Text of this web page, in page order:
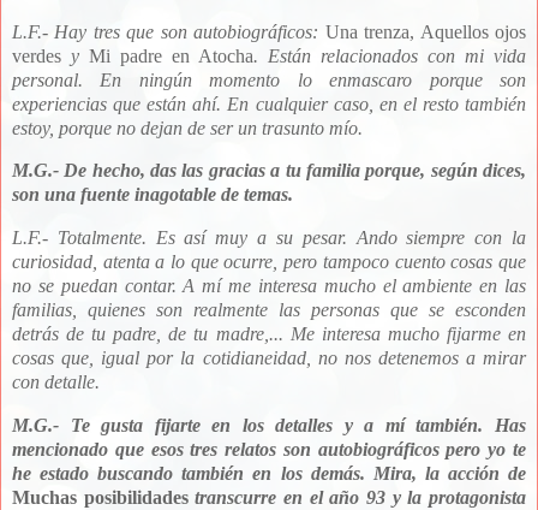
L.F.- Hay tres que son autobiográficos: Una trenza, Aquellos ojos
verdes y Mi padre en Atocha. Están relacionados con mi vida
personal. En ningún momento lo enmascaro porque son
experiencias que están ahí. En cualquier caso, en el resto también
estoy, porque no dejan de ser un trasunto mío.
M.G.- De hecho, das las gracias a tu familia porque, según dices,
son una fuente inagotable de temas.
L.F.- Totalmente. Es así muy a su pesar. Ando siempre con la
curiosidad, atenta a lo que ocurre, pero tampoco cuento cosas que
no se puedan contar. A mí me interesa mucho el ambiente en las
familias, quienes son realmente las personas que se esconden
detrás de tu padre, de tu madre,... Me interesa mucho fijarme en
cosas que, igual por la cotidianeidad, no nos detenemos a mirar
con detalle.
M.G.- Te gusta fijarte en los detalles y a mí también. Has
mencionado que esos tres relatos son autobiográficos pero yo te
he estado buscando también en los demás. Mira, la acción de
Muchas posibilidadestranscurre en el año 93 y la protagonista